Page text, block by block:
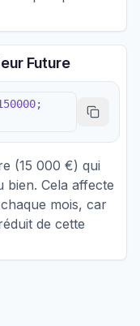
Future
(15 000 €) qui
bien. Cela affecte
mois, car
de cette